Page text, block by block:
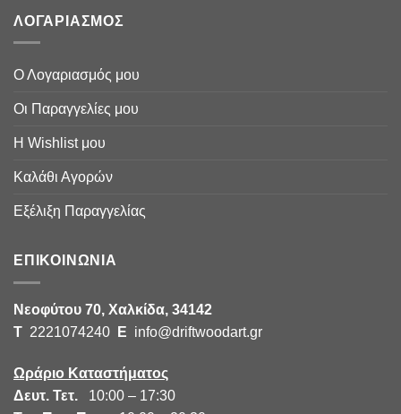
ΛΟΓΑΡΙΑΣΜΟΣ
Ο Λογαριασμός μου
Οι Παραγγελίες μου
Η Wishlist μου
Καλάθι Αγορών
Εξέλιξη Παραγγελίας
ΕΠΙΚΟΙΝΩΝΙΑ
Νεοφύτου 70, Χαλκίδα, 34142
Τ 2221074240 E info@driftwoodart.gr
Ωράριο Καταστήματος
Δευτ. Τετ. 10:00 – 17:30